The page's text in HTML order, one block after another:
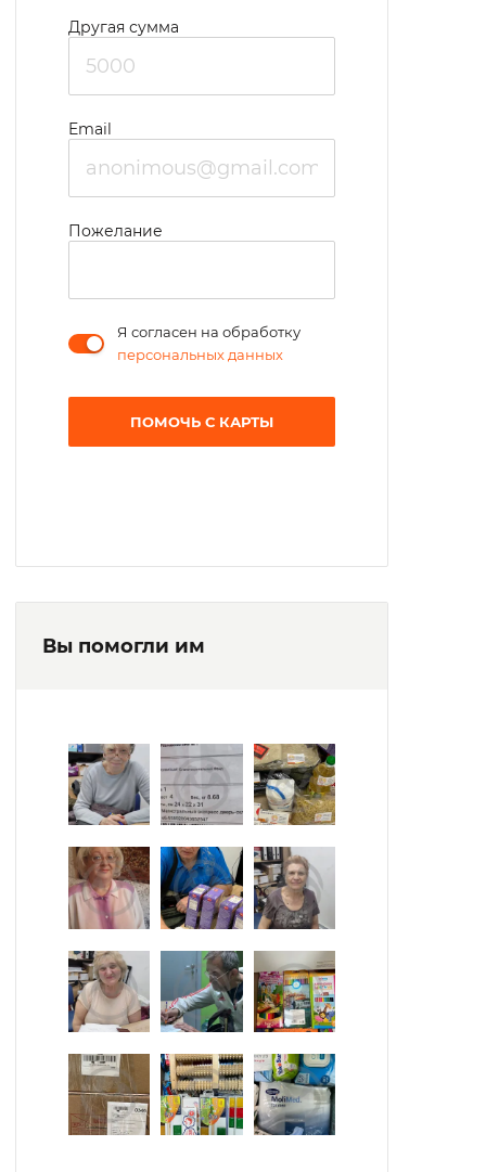
Другая сумма
Email
Пожелание
Я согласен на обработку
персональных данных
ПОМОЧЬ С КАРТЫ
Вы помогли им